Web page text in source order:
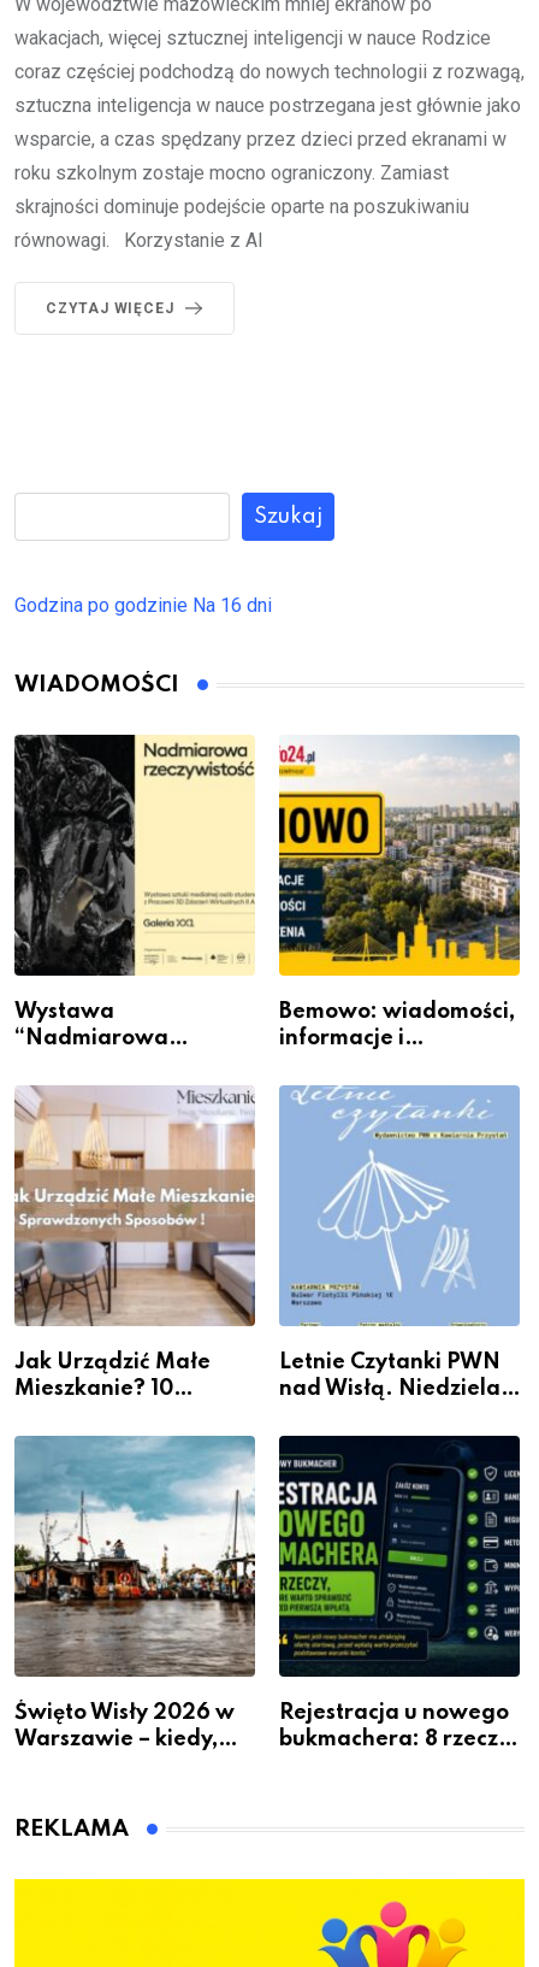
wakacjach, więcej sztucznej inteligencji w nauce Rodzice
coraz częściej podchodzą do nowych technologii z rozwagą,
sztuczna inteligencja w nauce postrzegana jest głównie jako
wsparcie, a czas spędzany przez dzieci przed ekranami w
roku szkolnym zostaje mocno ograniczony. Zamiast
skrajności dominuje podejście oparte na poszukiwaniu
równowagi. Korzystanie z AI
CZYTAJ WIĘCEJ
Szukaj
Godzina po godzinie Na 16 dni
WIADOMOŚCI
Wystawa
“Nadmiarowa
Galerii XX1
Bemowo: wiadomości,
informacje i
Jak Urządzić Małe
Mieszkanie? 10
Przestrzeni Bez
Kosztownego Remontu
Letnie Czytanki PWN
nad Wisłą. Niedziela z
dla siebie
Święto Wisły 2026 w
Warszawie – kiedy,
Rejestracja u nowego
bukmachera: 8 rzeczy,
REKLAMA